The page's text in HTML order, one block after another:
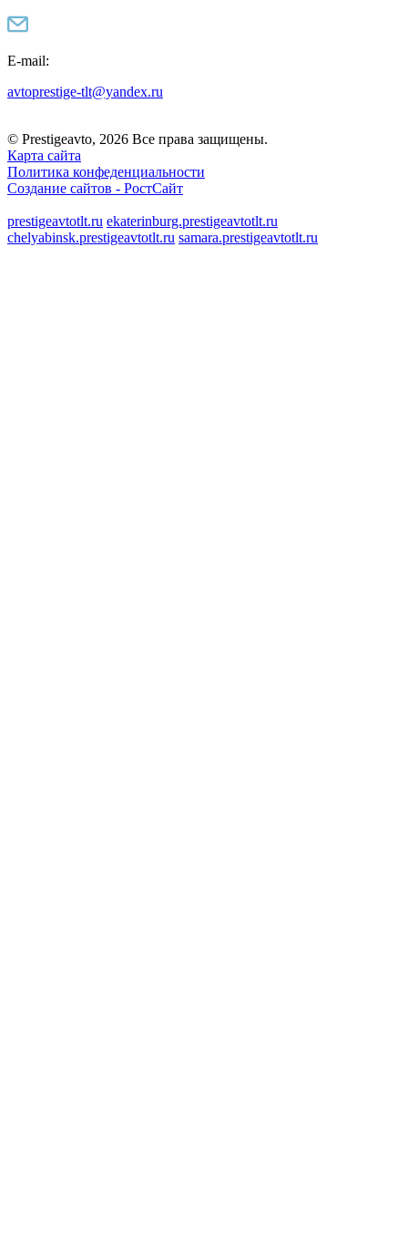
E-mail:
avtoprestige-tlt@yandex.ru
© Prestigeavto, 2026 Все права защищены.
Карта сайта
Политика конфеденциальности
Создание сайтов - РостСайт
prestigeavtotlt.ru ekaterinburg.prestigeavtotlt.ru
chelyabinsk.prestigeavtotlt.ru samara.prestigeavtotlt.ru